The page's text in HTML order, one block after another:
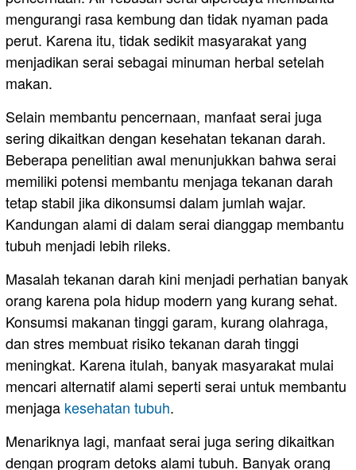
mengurangi rasa kembung dan tidak nyaman pada
perut. Karena itu, tidak sedikit masyarakat yang
menjadikan serai sebagai minuman herbal setelah
makan.
Selain membantu pencernaan, manfaat serai juga
sering dikaitkan dengan kesehatan tekanan darah.
Beberapa penelitian awal menunjukkan bahwa serai
memiliki potensi membantu menjaga tekanan darah
tetap stabil jika dikonsumsi dalam jumlah wajar.
Kandungan alami di dalam serai dianggap membantu
tubuh menjadi lebih rileks.
Masalah tekanan darah kini menjadi perhatian banyak
orang karena pola hidup modern yang kurang sehat.
Konsumsi makanan tinggi garam, kurang olahraga,
dan stres membuat risiko tekanan darah tinggi
meningkat. Karena itulah, banyak masyarakat mulai
mencari alternatif alami seperti serai untuk membantu
menjaga kesehatan tubuh.
Menariknya lagi, manfaat serai juga sering dikaitkan
dengan program detoks alami tubuh. Banyak orang